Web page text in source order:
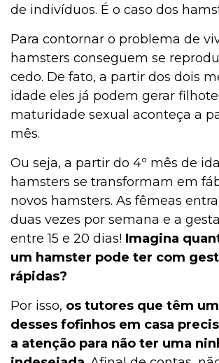
de indivíduos. É o caso dos
Para contornar o problema de
hamsters conseguem se
cedo. De fato, a partir dos dois
idade eles já podem gerar
maturidade sexual aconteça a
mês.
Ou seja, a partir do 4º mês de
hamsters se transformam em
novos hamsters. As fêmeas
duas vezes por semana e a
entre 15 e 20 dias! Imagina
um hamster pode ter com
rápidas?
Por isso, os tutores que têm um
desses fofinhos em casa
a atenção para não ter uma